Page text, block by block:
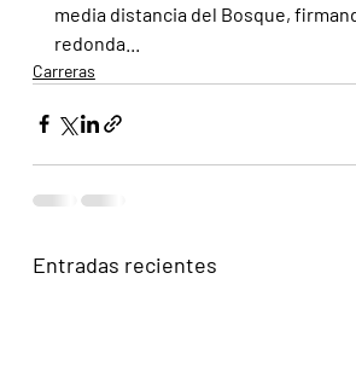
media distancia del Bosque,
redonda...
Carreras
Entradas recientes